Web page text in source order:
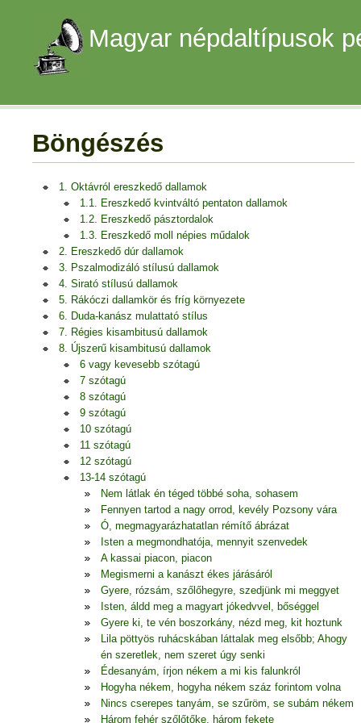
Magyar népdaltípusok
Böngészés
1. Oktávról ereszkedő dallamok
1.1. Ereszkedő kvintváltó pentaton dallamok
1.2. Ereszkedő pásztordalok
1.3. Ereszkedő moll népies műdalok
2. Ereszkedő dúr dallamok
3. Pszalmodizáló stílusú dallamok
4. Sirató stílusú dallamok
5. Rákóczi dallamkör és fríg környezete
6. Duda-kanász mulattató stílus
7. Régies kisambitusú dallamok
8. Újszerű kisambitusú dallamok
6 vagy kevesebb szótagú
7 szótagú
8 szótagú
9 szótagú
10 szótagú
11 szótagú
12 szótagú
13-14 szótagú
Nem látlak én téged többé soha, sohasem
Fennyen tartod a nagy orrod, kevély Pozsony vára
Ó, megmagyarázhatatlan rémítő ábrázat
Isten a megmondhatója, mennyit szenvedek
A kassai piacon, piacon
Megismerni a kanászt ékes járásáról
Gyere, rózsám, szőlőhegyre, szedjünk mi meggyet
Isten, áldd meg a magyart jókedvvel, bőséggel
Gyere ki, te vén boszorkány, nézd meg, kit hoztunk
Lila pöttyös ruhácskában láttalak meg elsőbb; Ahogy
én szeretlek, nem szeret úgy senki
Édesanyám, írjon nékem a mi kis falunkról
Hogyha nékem, hogyha nékem száz forintom volna
Nincs cserepes tanyám, se szűröm, se subám nékem
Három fehér szőlőtőke, három fekete